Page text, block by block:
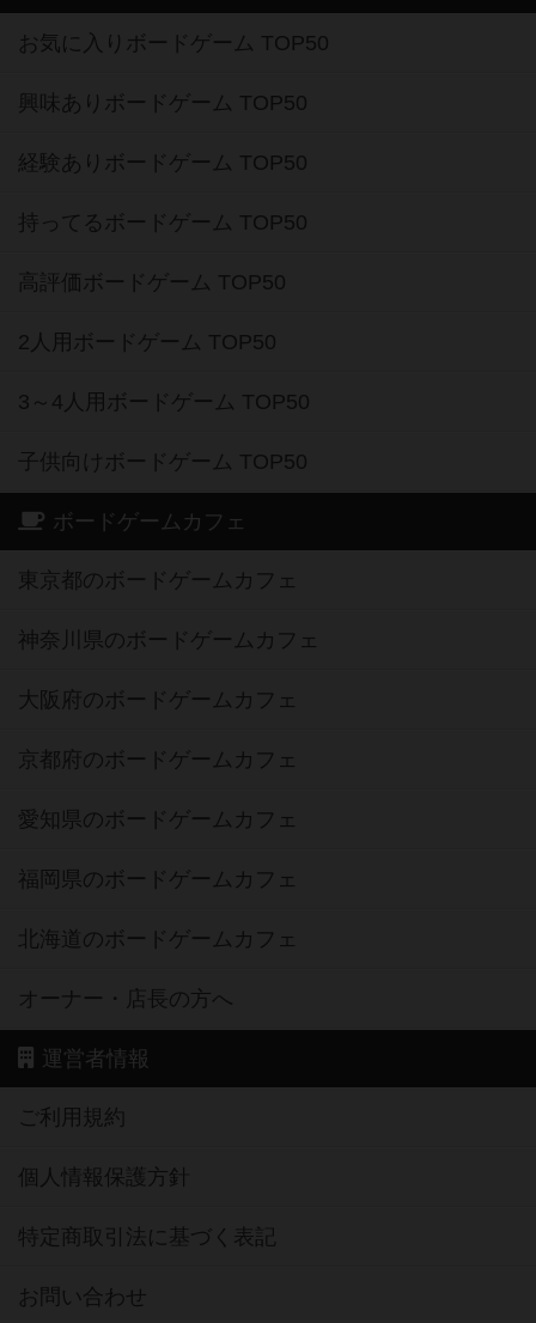
お気に入りボードゲーム TOP50
興味ありボードゲーム TOP50
経験ありボードゲーム TOP50
持ってるボードゲーム TOP50
高評価ボードゲーム TOP50
2人用ボードゲーム TOP50
3～4人用ボードゲーム TOP50
子供向けボードゲーム TOP50
ボードゲームカフェ
東京都のボードゲームカフェ
神奈川県のボードゲームカフェ
大阪府のボードゲームカフェ
京都府のボードゲームカフェ
愛知県のボードゲームカフェ
福岡県のボードゲームカフェ
北海道のボードゲームカフェ
オーナー・店長の方へ
運営者情報
ご利用規約
個人情報保護方針
特定商取引法に基づく表記
お問い合わせ